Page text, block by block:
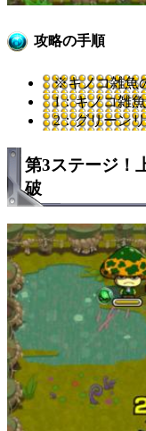
攻略の手順
※キノコ雑魚
1：キノコ雑
2：グリーン
第3ステージ！
破